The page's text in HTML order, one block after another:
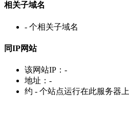
相关子域名
- 个相关子域名
同IP网站
该网站IP： -
地址： -
约 - 个站点运行在此服务器上